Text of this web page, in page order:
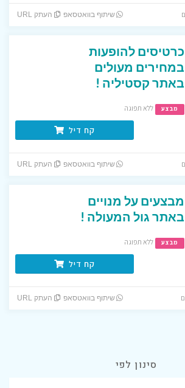
שיתוף בוואטסאפ העתק URL
כרטיסים להופעות
במחירים מעולים
באתר קסטיליה !
מבצע ללא תפוגה
קח דיל
שיתוף בוואטסאפ העתק URL
מבצעים על מנויים
באתר גול המעולה !
מבצע ללא תפוגה
קח דיל
שיתוף בוואטסאפ העתק URL
סינון לפי